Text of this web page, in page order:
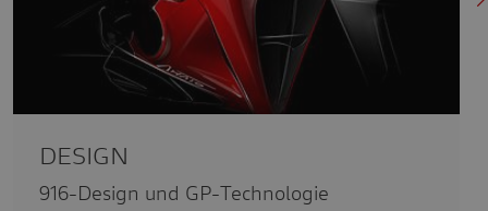
DESIGN
916-Design und GP-Technologie